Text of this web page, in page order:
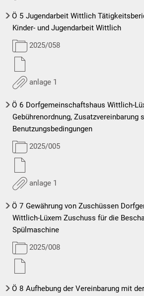
Ö 5 Jugendarbeit Wittlich
Kinder- und Jugendarbeit Wittlich
2025/058
anlage 1
Ö 6 Dorfgemeinschaftshaus Wittlich-
Gebührenordnung, Zusatzvereinbarung
Benutzungsbedingungen
2025/005
anlage 1
Ö 7 Gewährung von Zuschüssen
Wittlich-Lüxem Zuschuss für die
Spülmaschine
2025/008
Ö 8 Aufhebung der Vereinbarung mit